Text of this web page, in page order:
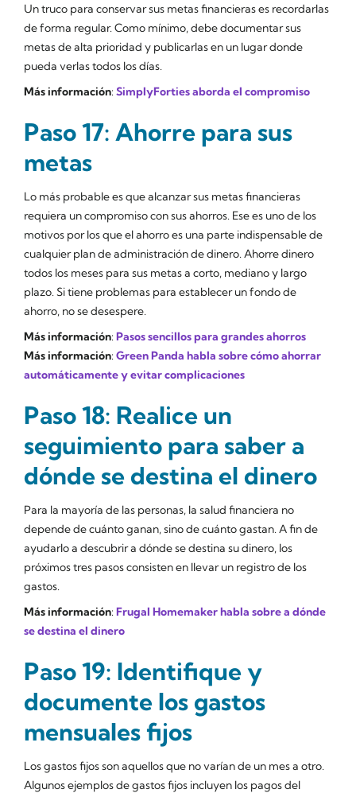
Un truco para conservar sus metas financieras es recordarlas
de forma regular. Como mínimo, debe documentar sus
metas de alta prioridad y publicarlas en un lugar donde
pueda verlas todos los días.
Más información: SimplyForties aborda el compromiso
Paso 17: Ahorre para sus
metas
Lo más probable es que alcanzar sus metas financieras
requiera un compromiso con sus ahorros. Ese es uno de los
motivos por los que el ahorro es una parte indispensable de
cualquier plan de administración de dinero. Ahorre dinero
todos los meses para sus metas a corto, mediano y largo
plazo. Si tiene problemas para establecer un fondo de
ahorro, no se desespere.
Más información: Pasos sencillos para grandes ahorros
Más información: Green Panda habla sobre cómo ahorrar
automáticamente y evitar complicaciones
Paso 18: Realice un
seguimiento para saber a
dónde se destina el dinero
Para la mayoría de las personas, la salud financiera no
depende de cuánto ganan, sino de cuánto gastan. A fin de
ayudarlo a descubrir a dónde se destina su dinero, los
próximos tres pasos consisten en llevar un registro de los
gastos.
Más información: Frugal Homemaker habla sobre a dónde
se destina el dinero
Paso 19: Identifique y
documente los gastos
mensuales fijos
Los gastos fijos son aquellos que no varían de un mes a otro.
Algunos ejemplos de gastos fijos incluyen los pagos del